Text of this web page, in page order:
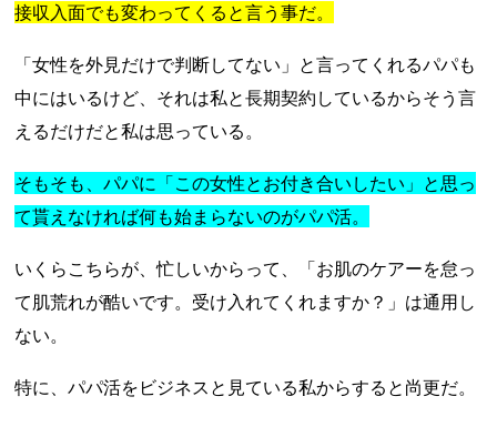
接収入面でも変わってくると言う事だ。
「女性を外見だけで判断してない」と言ってくれるパパも
中にはいるけど、それは私と長期契約しているからそう言
えるだけだと私は思っている。
そもそも、パパに「この女性とお付き合いしたい」と思っ
て貰えなければ何も始まらないのがパパ活。
いくらこちらが、忙しいからって、「お肌のケアーを怠っ
て肌荒れが酷いです。受け入れてくれますか？」は通用し
ない。
特に、パパ活をビジネスと見ている私からすると尚更だ。